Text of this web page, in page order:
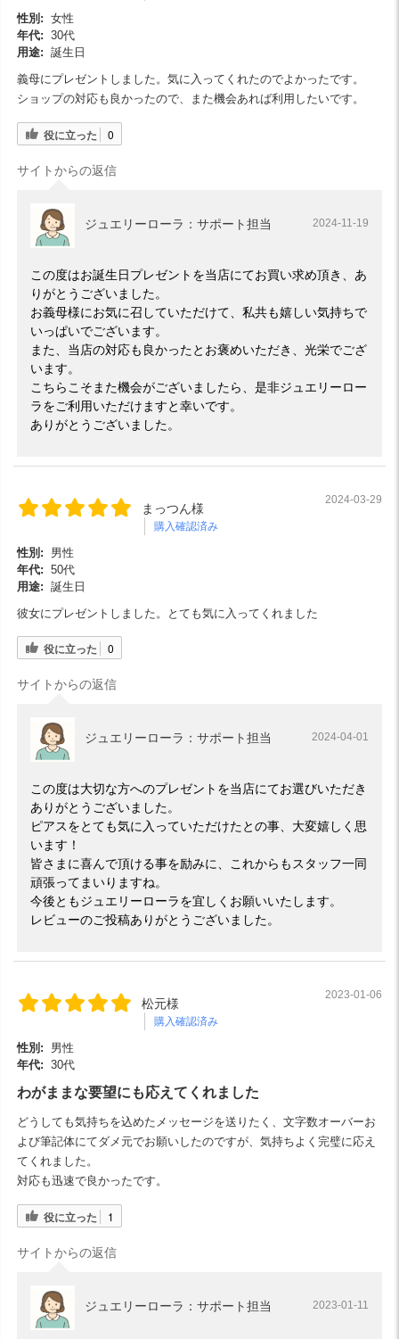
性別: 女性
年代: 30代
用途: 誕生日
義母にプレゼントしました。気に入ってくれたのでよかったです。
ショップの対応も良かったので、また機会あれば利用したいです。
役に立った 0
サイトからの返信
ジュエリーローラ：サポート担当 2024-11-19
この度はお誕生日プレゼントを当店にてお買い求め頂き、あ
りがとうございました。
お義母様にお気に召していただけて、私共も嬉しい気持ちで
いっぱいでございます。
また、当店の対応も良かったとお褒めいただき、光栄でござ
います。
こちらこそまた機会がございましたら、是非ジュエリーロー
ラをご利用いただけますと幸いです。
ありがとうございました。
まっつん様
購入確認済み
2024-03-29
性別:
男性
年代: 50代
用途: 誕生日
彼女にプレゼントしました。とても気に入ってくれました
役に立った 0
サイトからの返信
ジュエリーローラ：サポート担当 2024-04-01
この度は大切な方へのプレゼントを当店にてお選びいただき
ありがとうございました。
ピアスをとても気に入っていただけたとの事、大変嬉しく思
います！
皆さまに喜んで頂ける事を励みに、これからもスタッフ一同
頑張ってまいりますね。
今後ともジュエリーローラを宜しくお願いいたします。
レビューのご投稿ありがとうございました。
松元様
購入確認済み
2023-01-06
性別:
男性
年代: 30代
わがままな要望にも応えてくれました
どうしても気持ちを込めたメッセージを送りたく、文字数オーバーお
よび筆記体にてダメ元でお願いしたのですが、気持ちよく完璧に応え
てくれました。
対応も迅速で良かったです。
役に立った 1
サイトからの返信
ジュエリーローラ：サポート担当 2023-01-11